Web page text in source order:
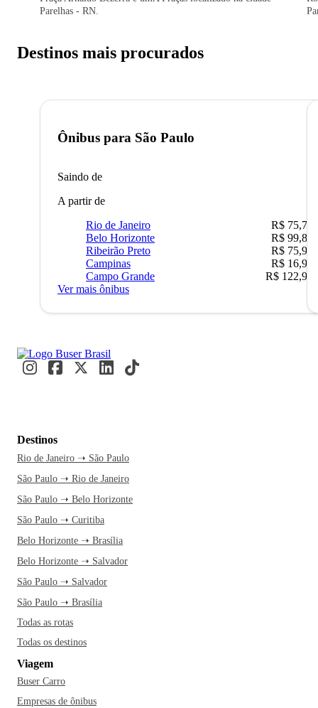
Parelhas - RN.
Destinos mais procurados
Ônibus para São Paulo
Saindo de
A partir de
Rio de Janeiro
R$ 75,77
Belo Horizonte
R$ 99,89
Ribeirão Preto
R$ 75,90
Campinas
R$ 16,90
Campo Grande
R$ 122,90
Ver mais ônibus
Destinos
Rio de Janeiro ➝ São Paulo
São Paulo ➝ Rio de Janeiro
São Paulo ➝ Belo Horizonte
São Paulo ➝ Curitiba
Belo Horizonte ➝ Brasília
Belo Horizonte ➝ Salvador
São Paulo ➝ Salvador
São Paulo ➝ Brasília
Todas as rotas
Todas os destinos
Viagem
Buser Carro
Empresas de ônibus